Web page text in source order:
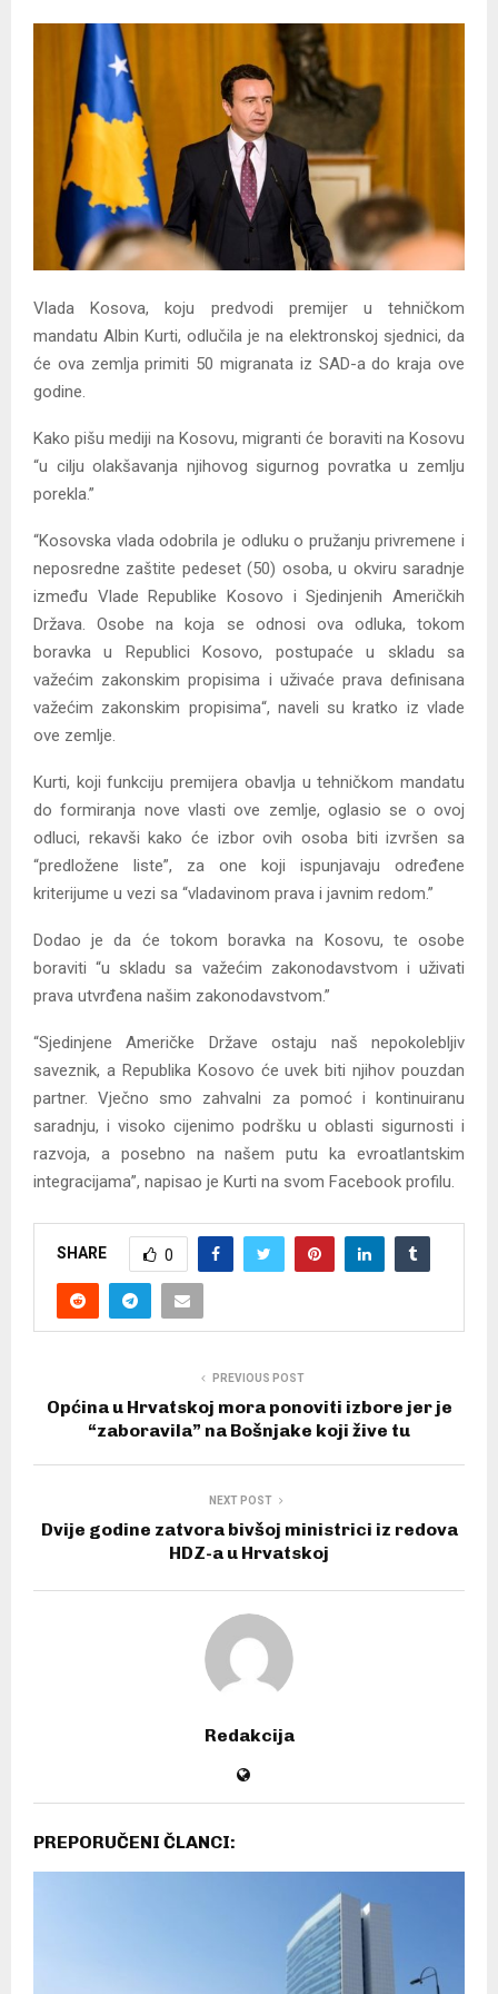
Y
U
Vlada Kosova, koju predvodi premijer u tehničkom
mandatu Albin Kurti, odlučila je na elektronskoj sjednici, da
će ova zemlja primiti 50 migranata iz SAD-a do kraja ove
godine.
Kako pišu mediji na Kosovu, migranti će boraviti na Kosovu
“u cilju olakšavanja njihovog sigurnog povratka u zemlju
porekla.”
“Kosovska vlada odobrila je odluku o pružanju privremene i
neposredne zaštite pedeset (50) osoba, u okviru saradnje
između Vlade Republike Kosovo i Sjedinjenih Američkih
Država. Osobe na koja se odnosi ova odluka, tokom
boravka u Republici Kosovo, postupaće u skladu sa
važećim zakonskim propisima i uživaće prava definisana
važećim zakonskim propisima“, naveli su kratko iz vlade
ove zemlje.
Kurti, koji funkciju premijera obavlja u tehničkom mandatu
do formiranja nove vlasti ove zemlje, oglasio se o ovoj
odluci, rekavši kako će izbor ovih osoba biti izvršen sa
“predložene liste”, za one koji ispunjavaju određene
kriterijume u vezi sa “vladavinom prava i javnim redom.”
Dodao je da će tokom boravka na Kosovu, te osobe
boraviti “u skladu sa važećim zakonodavstvom i uživati
prava utvrđena našim zakonodavstvom.”
“Sjedinjene Američke Države ostaju naš nepokolebljiv
saveznik, a Republika Kosovo će uvek biti njihov pouzdan
partner. Vječno smo zahvalni za pomoć i kontinuiranu
saradnju, i visoko cijenimo podršku u oblasti sigurnosti i
razvoja, a posebno na našem putu ka evroatlantskim
integracijama”, napisao je Kurti na svom Facebook profilu.
SHARE 0
PREVIOUS POST
Općina u Hrvatskoj mora ponoviti izbore jer je
“zaboravila” na Bošnjake koji žive tu
NEXT POST
Dvije godine zatvora bivšoj ministrici iz redova
HDZ-a u Hrvatskoj
Redakcija
PREPORUČENI ČLANCI: